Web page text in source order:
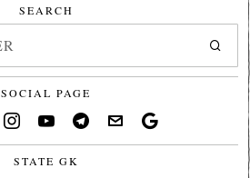
SEARCH
SOCIAL PAGE
STATE GK